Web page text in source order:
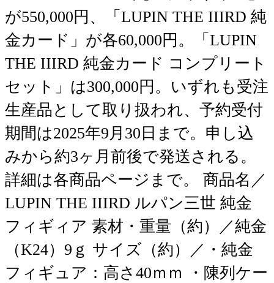
が550,000円、「LUPIN THE IIIRD 純
金カード」が各60,000円。「LUPIN
THE IIIRD 純金カード コンプリート
セット」は300,000円。いずれも受注
生産品として取り扱われ、予約受付
期間は2025年9月30日まで。申し込
みから約3ヶ月前後で発送される。
詳細は各商品ページまで。 商品名／
LUPIN THE IIIRD ルパン三世 純金
フィギィア 素材・重量（約）／純金
（K24）9ｇ サイズ（約）／・純金
フィギュア：高さ40ｍｍ ・陳列ケー